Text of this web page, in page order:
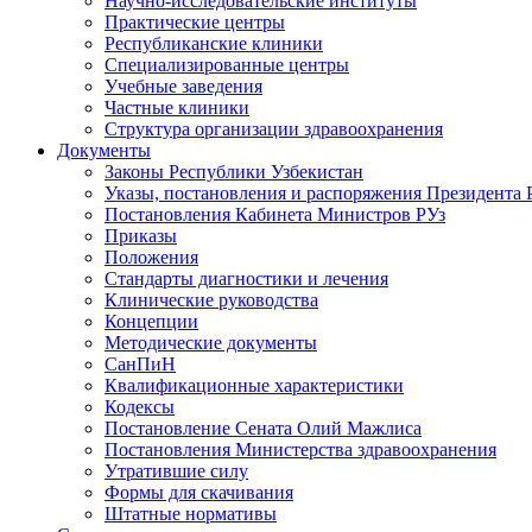
Практические центры
Республиканские клиники
Специализированные центры
Учебные заведения
Частные клиники
Структура организации здравоохранения
Документы
Законы Республики Узбекистан
Указы, постановления и распоряжения Президента
Постановления Кабинета Министров РУз
Приказы
Положения
Стандарты диагностики и лечения
Клинические руководства
Концепции
Методические документы
СанПиН
Квалификационные характеристики
Кодексы
Постановление Сената Олий Мажлиса
Постановления Министерства здравоохранения
Утратившие силу
Формы для скачивания
Штатные нормативы